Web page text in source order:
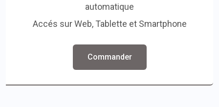
automatique
Accés sur Web, Tablette et Smartphone
Commander